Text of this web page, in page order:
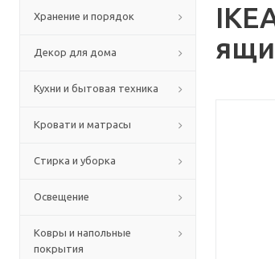
Хранение и порядок
Декор для дома
Кухни и бытовая техника
Кровати и матрасы
Стирка и уборка
Освещение
Ковры и напольные
покрытия